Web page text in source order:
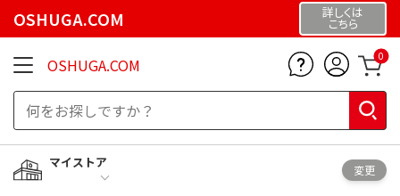
OSHUGA.COM 詳しくは
こちら
OSHUGA.COM 0
マイストア
変更